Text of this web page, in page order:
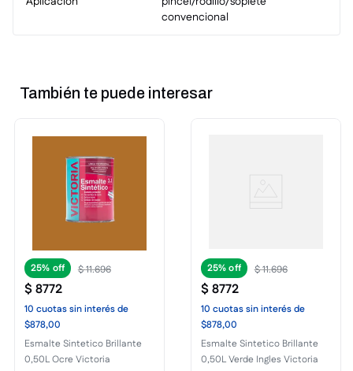
convencional
También te puede interesar
25% $11.696
$8772
10 cuotassin interésde
$878,00
Esmalte Sintetico Brillante
0,50L Ocre Victoria
25% $11.696
$8772
10 cuotassin interésde
$878,00
Esmalte Sintetico Brillante
0,50L Verde Ingles Victoria